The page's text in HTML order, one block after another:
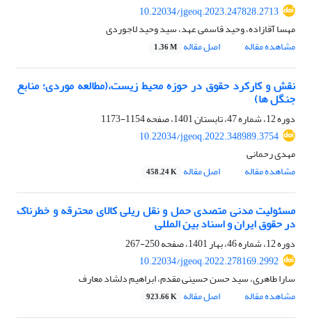
10.22034/jgeoq.2023.247828.2713
مهسا آقازاده، وحید قاسمی عهد، سید وحید لاجوردی
مشاهده مقاله
اصل مقاله 1.36 M
نقش و کارکرد حقوق در حوزه محیط زیست،(مطالعه موردی؛ منابع
جنگل ها)
دوره 12، شماره 47، تابستان 1401، صفحه
1154-1173
10.22034/jgeoq.2022.348989.3754
مهدی رحمانی
مشاهده مقاله
اصل مقاله 458.24 K
مسئولیت مدنی متصدی حمل و نقل ریلی کالای محترقه و خطرناک
در حقوق ایران و اسناد بین المللی
دوره 12، شماره 46، بهار 1401، صفحه
250-267
10.22034/jgeoq.2022.278169.2992
سارا طاهری، سید حسن حسینی مقدم، ابراهیم دلشاد معارف
مشاهده مقاله
اصل مقاله 923.66 K